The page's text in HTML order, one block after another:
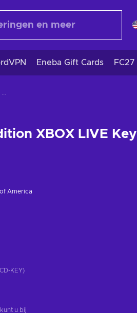
Eneba Gift Cards FC27
NBA 2K25 Standard Edition XBOX LIVE Key GLOBAL
XBOX LIVE Key
America
KEY)
u bij